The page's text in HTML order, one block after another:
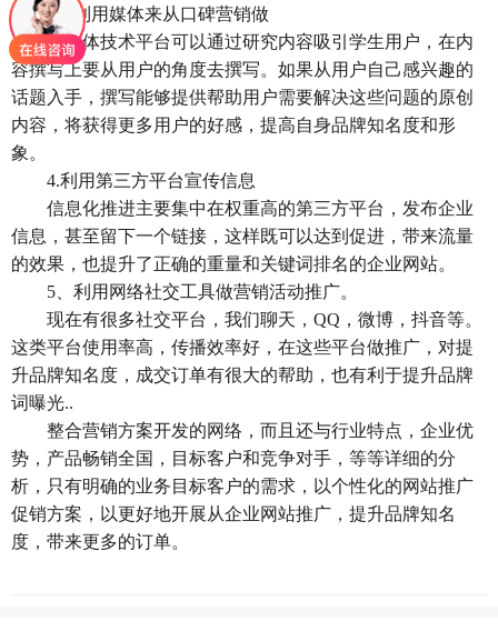
3，利用媒体来从口碑营销做
自媒体技术平台可以通过研究内容吸引学生用户，在内
容撰写上要从用户的角度去撰写。如果从用户自己感兴趣的
话题入手，撰写能够提供帮助用户需要解决这些问题的原创
内容，将获得更多用户的好感，提高自身品牌知名度和形
象。
4.利用第三方平台宣传信息
信息化推进主要集中在权重高的第三方平台，发布企业
信息，甚至留下一个链接，这样既可以达到促进，带来流量
的效果，也提升了正确的重量和关键词排名的企业网站。
5、利用网络社交工具做营销活动推广。
现在有很多社交平台，我们聊天，QQ，微博，抖音等。
这类平台使用率高，传播效率好，在这些平台做推广，对提
升品牌知名度，成交订单有很大的帮助，也有利于提升品牌
词曝光..
整合营销方案开发的网络，而且还与行业特点，企业优
势，产品畅销全国，目标客户和竞争对手，等等详细的分
析，只有明确的业务目标客户的需求，以个性化的网站推广
促销方案，以更好地开展从企业网站推广，提升品牌知名
度，带来更多的订单。